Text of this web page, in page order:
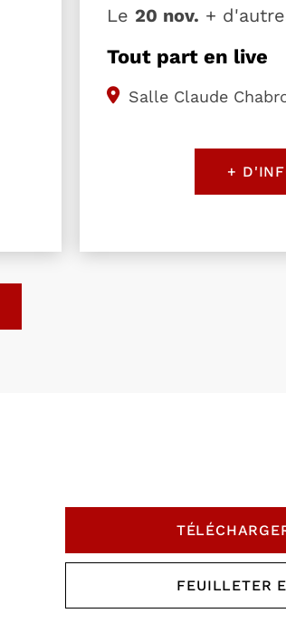
Tout part en live
Le 20 nov. +
Salle Claude
+
,
FEUILLETER
,